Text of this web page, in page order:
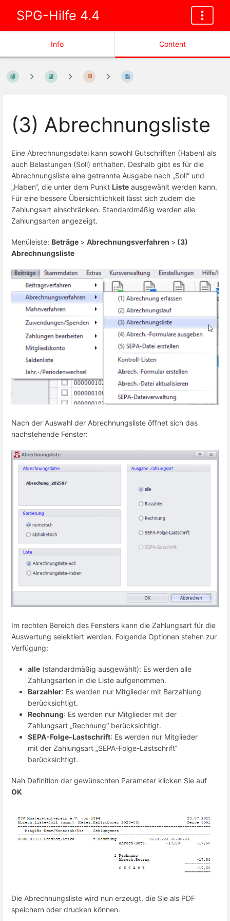
SPG-Hilfe 4.4
Info Content
(3) Abrechnungsliste
Eine Abrechnungsdatei kann sowohl Gutschriften (Haben) als
auch Belastungen (Soll) enthalten. Deshalb gibt es für die
Abrechnungsliste eine getrennte Ausgabe nach „Soll“ und
„Haben“, die unter dem Punkt Liste ausgewählt werden kann.
Für eine bessere Übersichtlichkeit lässt sich zudem die
Zahlungsart einschränken. Standardmäßig werden alle
Zahlungsarten angezeigt.
Menüleiste: Beträge > Abrechnungsverfahren > (3)
Abrechnungsliste
Nach der Auswahl der Abrechnungsliste öffnet sich das
nachstehende Fenster:
Im rechten Bereich des Fensters kann die Zahlungsart für die
Auswertung selektiert werden. Folgende Optionen stehen zur
Verfügung:
alle (standardmäßig ausgewählt): Es werden alle
Zahlungsarten in die Liste aufgenommen.
Barzahler: Es werden nur Mitglieder mit Barzahlung
berücksichtigt.
Rechnung: Es werden nur Mitglieder mit der
Zahlungsart „Rechnung“ berücksichtigt.
SEPA-Folge-Lastschrift: Es werden nur Mitglieder
mit der Zahlungsart „SEPA-Folge-Lastschrift“
berücksichtigt.
Nah Definition der gewünschten Parameter klicken Sie auf
OK
Die Abrechnungsliste wird nun erzeugt. die Sie als PDF
speichern oder drucken können.